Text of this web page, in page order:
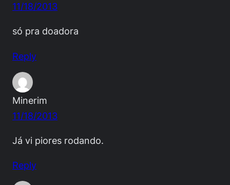
11/18/2013
só pra doadora
Reply
Minerim
11/18/2013
Já vi piores rodando.
Reply